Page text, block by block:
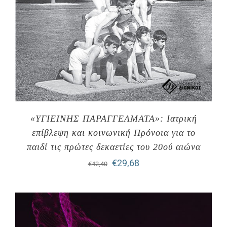
«ΥΓΙΕΙΝΗΣ ΠΑΡΑΓΓΕΛΜΑΤΑ»: Ιατρική
επίβλεψη και κοινωνική Πρόνοια για το
παιδί τις πρώτες δεκαετίες του 20ού αιώνα
€42,40
Original
€29,68Η